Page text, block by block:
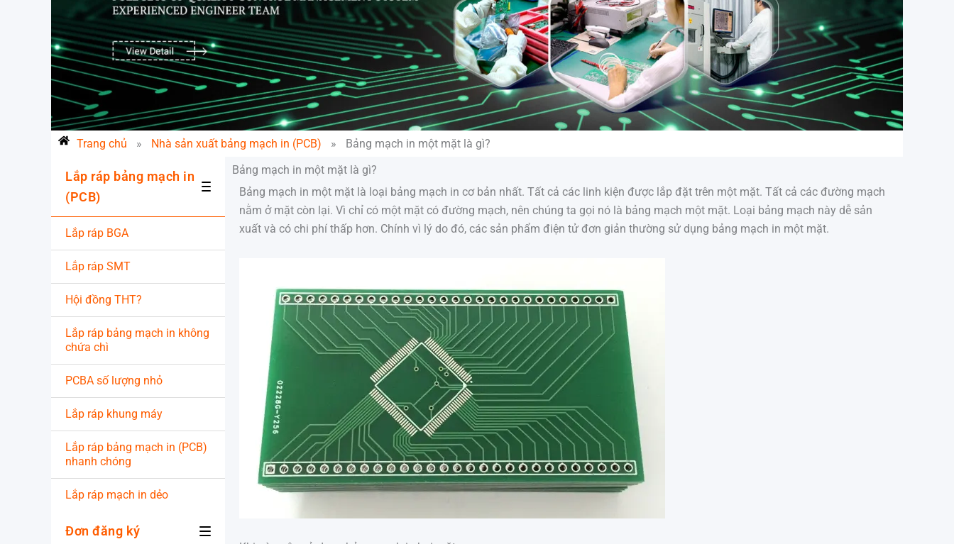
German (Austria)
Finnish
Trang chủ » Nhà sản xuất bảng mạch in (PCB) » Bảng mạch in một mặt là gì?
Lắp ráp bảng mạch in
(PCB)
Lắp ráp BGA
Lắp ráp SMT
Hội đồng THT?
Lắp ráp bảng mạch in không
chứa chì
PCBA số lượng nhỏ
Lắp ráp khung máy
Lắp ráp bảng mạch in (PCB)
nhanh chóng
Lắp ráp mạch in dẻo
Đơn đăng ký
Bảng mạch in một mặt là gì?
Bảng mạch in một mặt là loại bảng mạch in cơ bản nhất. Tất cả các linh kiện được lắp đặt trên một mặt. Tất cả các đường mạch
nằm ở mặt còn lại. Vì chỉ có một mặt có đường mạch, nên chúng ta gọi nó là bảng mạch một mặt. Loại bảng mạch này dễ sản
xuất và có chi phí thấp hơn. Chính vì lý do đó, các sản phẩm điện tử đơn giản thường sử dụng bảng mạch in một mặt.